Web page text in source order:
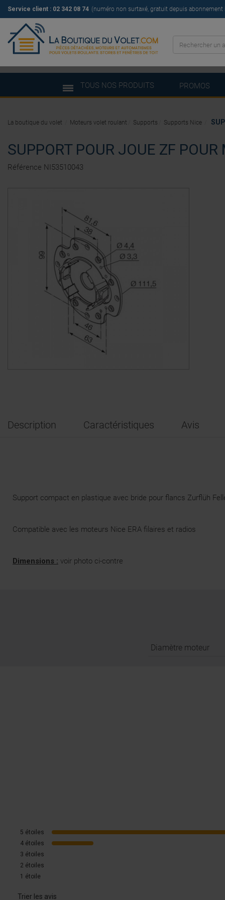
Service client : 02 342 08 74 (numéro non surtaxé, gratuit depuis
TOUS NOS PRODUITS PROMOS
SUPPORT POUR JOUE ZF POUR
Référence NI53510043
Description Caractéristiques Avis
Support compact en plastique avec bride pour flancs Zurflüh
Compatible avec les moteurs Nice ERA filaires et radios
Dimensions : voir photo ci-contre
Diamètre moteur
5 étoiles
4 étoiles
3 étoiles
2 étoiles
1 étoile
Trier les avis
La boutique du volet Moteurs volet roulant Supports Supports Nice